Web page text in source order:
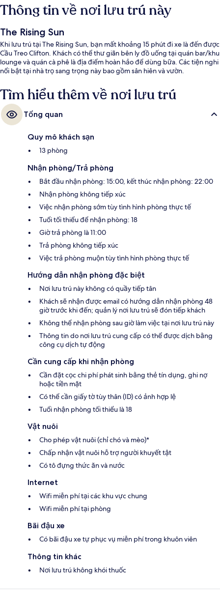
Thông tin về nơi lưu trú này
The Rising Sun
Khi lưu trú tại The Rising Sun, bạn mất khoảng 15 phút đi xe là đến được
Cầu Treo Clifton. Khách có thể thư giãn bên ly đồ uống tại quán bar/khu
lounge và quán cà phê là địa điểm hoàn hảo để dùng bữa. Các tiện nghi
nổi bật tại nhà trọ sang trọng này bao gồm sân hiên và vườn.
Tìm hiểu thêm về nơi lưu trú
Tổng quan
Quy mô khách sạn
13 phòng
Nhận phòng/Trả phòng
Bắt đầu nhận phòng: 15:00, kết thúc nhận phòng: 22:00
Nhận phòng không tiếp xúc
Việc nhận phòng sớm tùy tình hình phòng thực tế
Tuổi tối thiểu để nhận phòng: 18
Giờ trả phòng là 11:00
Trả phòng không tiếp xúc
Việc trả phòng muộn tùy tình hình phòng thực tế
Hướng dẫn nhận phòng đặc biệt
Nơi lưu trú này không có quầy tiếp tân
Khách sẽ nhận được email có hướng dẫn nhận phòng 48
giờ trước khi đến; quản lý nơi lưu trú sẽ đón tiếp khách
Không thể nhận phòng sau giờ làm việc tại nơi lưu trú này
Thông tin do nơi lưu trú cung cấp có thể được dịch bằng
công cụ dịch tự động
Cần cung cấp khi nhận phòng
Cần đặt cọc chi phí phát sinh bằng thẻ tín dụng, ghi nợ
hoặc tiền mặt
Có thể cần giấy tờ tùy thân (ID) có ảnh hợp lệ
Tuổi nhận phòng tối thiểu là 18
Vật nuôi
Cho phép vật nuôi (chỉ chó và mèo)*
Chấp nhận vật nuôi hỗ trợ người khuyết tật
Có tô đựng thức ăn và nước
Internet
Wifi miễn phí tại các khu vực chung
Wifi miễn phí tại phòng
Bãi đậu xe
Có bãi đậu xe tự phục vụ miễn phí trong khuôn viên
Thông tin khác
Nơi lưu trú không khói thuốc